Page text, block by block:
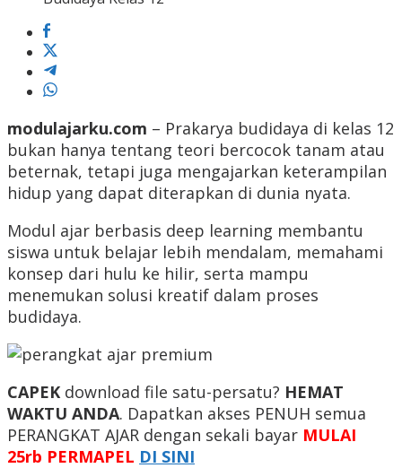
modulajarku.com – Prakarya budidaya di kelas 12
bukan hanya tentang teori bercocok tanam atau
beternak, tetapi juga mengajarkan keterampilan
hidup yang dapat diterapkan di dunia nyata.
Modul ajar berbasis deep learning membantu
siswa untuk belajar lebih mendalam, memahami
konsep dari hulu ke hilir, serta mampu
menemukan solusi kreatif dalam proses
budidaya.
CAPEK download file satu-persatu? HEMAT
WAKTU ANDA. Dapatkan akses PENUH semua
PERANGKAT AJAR dengan sekali bayar MULAI
25rb PERMAPEL DI SINI